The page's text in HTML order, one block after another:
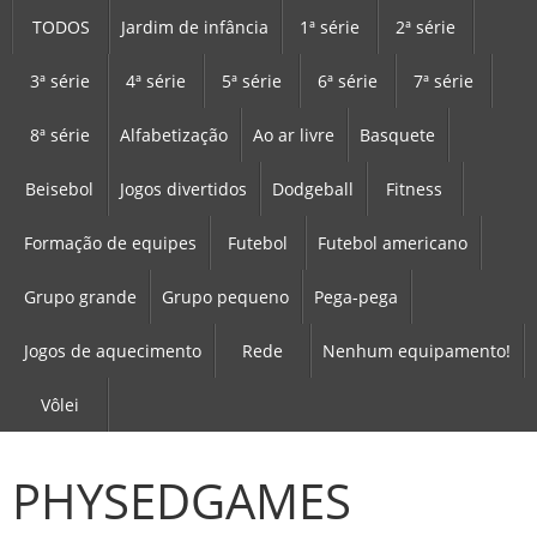
TODOS Jardim de infância 1ª série 2ª série
3ª série 4ª série 5ª série 6ª série 7ª série
8ª série Alfabetização Ao ar livre Basquete
Beisebol Jogos divertidos Dodgeball Fitness
Formação de equipes Futebol Futebol americano
Grupo grande Grupo pequeno Pega-pega
Jogos de aquecimento Rede Nenhum equipamento!
Vôlei
PHYSEDGAMES